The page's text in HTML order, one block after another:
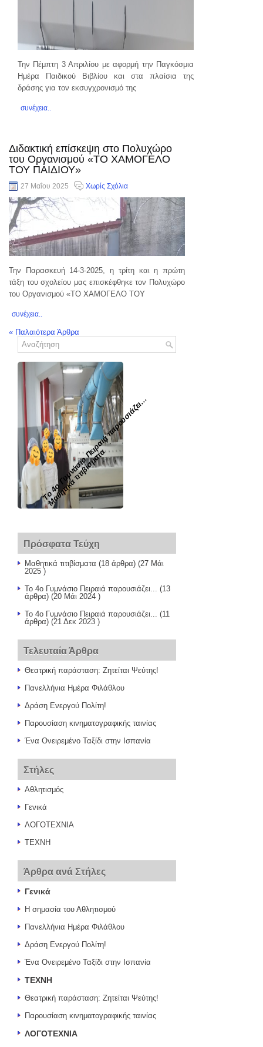
Την Πέμπτη 3 Απριλίου με αφορμή την Παγκόσμια
Ημέρα Παιδικού Βιβλίου και στα πλαίσια της
δράσης για τον εκσυγχρονισμό της
συνέχεια..
Διδακτική επίσκεψη στο Πολυχώρο
του Οργανισμού «ΤΟ ΧΑΜΟΓΕΛΟ
ΤΟΥ ΠΑΙΔΙΟΥ»
27 Μαΐου 2025 Χωρίς Σχόλια
Την Παρασκευή 14-3-2025, η τρίτη και η πρώτη
τάξη του σχολείου μας επισκέφθηκε τον Πολυχώρο
του Οργανισμού «ΤΟ ΧΑΜΟΓΕΛΟ ΤΟΥ
συνέχεια..
« Παλαιότερα Άρθρα
To 4ο Γυμνάσιο Πειραιά παρουσιάζει...
Μαθητικά τιτιβίσματα
Πρόσφατα Τεύχη
Μαθητικά τιτιβίσματα (18 άρθρα) (27 Μάι
2025 )
Το 4ο Γυμνάσιο Πειραιά παρουσιάζει... (13
άρθρα) (20 Μάι 2024 )
Το 4ο Γυμνάσιο Πειραιά παρουσιάζει... (11
άρθρα) (21 Δεκ 2023 )
Τελευταία Άρθρα
Θεατρική παράσταση: Ζητείται Ψεύτης!
Πανελλήνια Ημέρα Φιλάθλου
Δράση Ενεργού Πολίτη!
Παρουσίαση κινηματογραφικής ταινίας
Ένα Ονειρεμένο Ταξίδι στην Ισπανία
Στήλες
Αθλητισμός
Γενικά
ΛΟΓΟΤΕΧΝΙΑ
ΤΕΧΝΗ
Άρθρα ανά Στήλες
Γενικά
Η σημασία του Αθλητισμού
Πανελλήνια Ημέρα Φιλάθλου
Δράση Ενεργού Πολίτη!
Ένα Ονειρεμένο Ταξίδι στην Ισπανία
ΤΕΧΝΗ
Θεατρική παράσταση: Ζητείται Ψεύτης!
Παρουσίαση κινηματογραφικής ταινίας
ΛΟΓΟΤΕΧΝΙΑ